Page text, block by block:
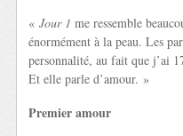
«Jour 1 me ressemble
énormément à la peau. Les
personnalité, au fait que j’ai
Et elle parle d’amour. »
Premier amour